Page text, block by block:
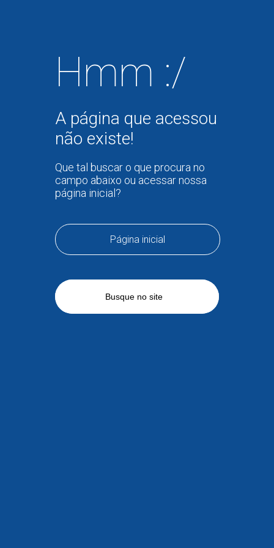
Hmm :/
A página que acessou
não existe!
Que tal buscar o que procura no
campo abaixo ou acessar nossa
página inicial?
Página inicial